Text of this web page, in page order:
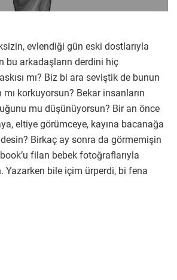
evlendiği gün eski dostlarıyla
bu arkadaşların derdini hiç
mı? Biz bi ara seviştik de bunun
mı korkuyorsun? Bekar insanların
mu düşünüyorsun? Bir an önce
eltiye görümceye, kayına bacanağa
Birkaç ay sonra da görmemişin
filan bebek fotoğraflarıyla
Yazarken bile içim ürperdi, bi fena